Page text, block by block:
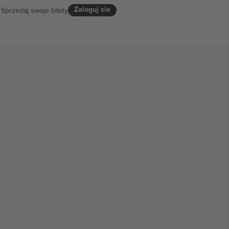
Zaloguj sie
Sprzedaj swoje bilety